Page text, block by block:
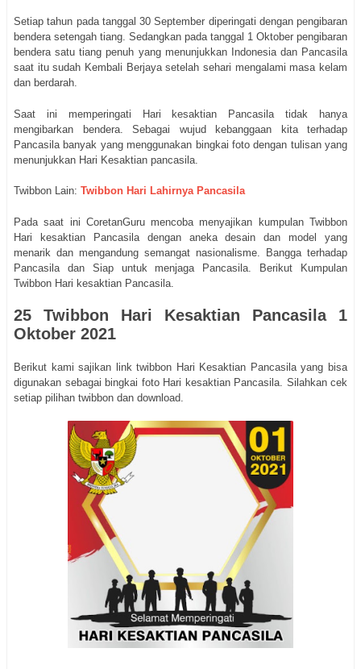
Setiap tahun pada tanggal 30 September diperingati dengan pengibaran
bendera setengah tiang. Sedangkan pada tanggal 1 Oktober pengibaran
bendera satu tiang penuh yang menunjukkan Indonesia dan Pancasila
saat itu sudah Kembali Berjaya setelah sehari mengalami masa kelam
dan berdarah.
Saat ini memperingati Hari kesaktian Pancasila tidak hanya
mengibarkan bendera. Sebagai wujud kebanggaan kita terhadap
Pancasila banyak yang menggunakan bingkai foto dengan tulisan yang
menunjukkan Hari Kesaktian pancasila.
Twibbon Lain: Twibbon Hari Lahirnya Pancasila
Pada saat ini CoretanGuru mencoba menyajikan kumpulan Twibbon
Hari kesaktian Pancasila dengan aneka desain dan model yang
menarik dan mengandung semangat nasionalisme. Bangga terhadap
Pancasila dan Siap untuk menjaga Pancasila. Berikut Kumpulan
Twibbon Hari kesaktian Pancasila.
25 Twibbon Hari Kesaktian Pancasila 1
Oktober 2021
Berikut kami sajikan link twibbon Hari Kesaktian Pancasila yang bisa
digunakan sebagai bingkai foto Hari kesaktian Pancasila. Silahkan cek
setiap pilihan twibbon dan download.